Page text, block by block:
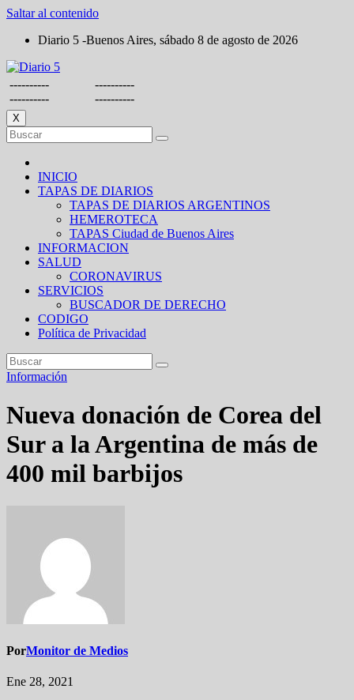
Saltar al contenido
Diario 5 -Buenos Aires, sábado 8 de agosto de 2026
----------
----------
----------
----------
X
INICIO
TAPAS DE DIARIOS
TAPAS DE DIARIOS ARGENTINOS
HEMEROTECA
TAPAS Ciudad de Buenos Aires
INFORMACION
SALUD
CORONAVIRUS
SERVICIOS
BUSCADOR DE DERECHO
CODIGO
Política de Privacidad
Información
Nueva donación de Corea del
Sur a la Argentina de más de
400 mil barbijos
PorMonitor de Medios
Ene 28, 2021